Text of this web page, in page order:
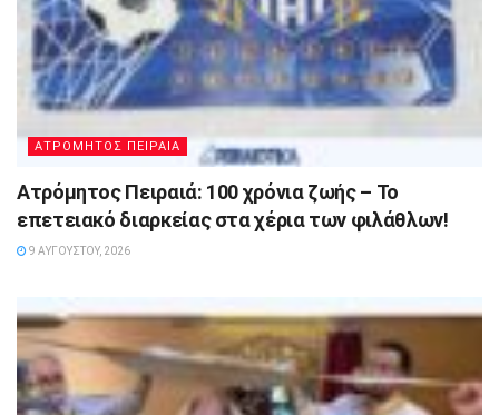
ΑΤΡΟΜΗΤΟΣ ΠΕΙΡΑΙΑ
Ατρόμητος Πειραιά: 100 χρόνια ζωής – Το
επετειακό διαρκείας στα χέρια των φιλάθλων!
9 ΑΥΓΟΎΣΤΟΥ, 2026